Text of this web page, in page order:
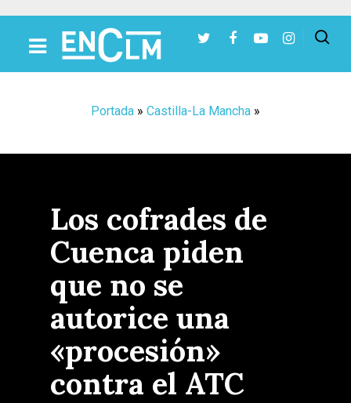
Portada » Castilla-La Mancha »
Los cofrades de
Cuenca piden
que no se
autorice una
«procesión»
contra el ATC